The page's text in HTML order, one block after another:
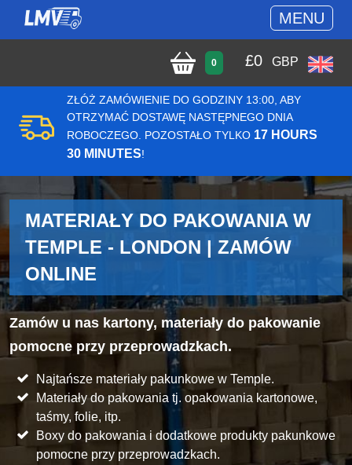
MENU
0 £0 GBP
ZŁÓŻ ZAMÓWIENIE DO GODZINY 13:00, ABY
OTRZYMAĆ DOSTAWĘ NASTĘPNEGO DNIA
ROBOCZEGO. POZOSTAŁO TYLKO 17 HOURS
30 MINUTES!
MATERIAŁY DO PAKOWANIA W
TEMPLE - LONDON | ZAMÓW
ONLINE
Zamów u nas kartony, materiały do pakowanie
pomocne przy przeprowadzkach.
Najtańsze materiały pakunkowe w Temple.
Materiały do pakowania tj. opakowania kartonowe,
taśmy, folie, itp.
Boxy do pakowania i dodatkowe produkty pakunkowe
pomocne przy przeprowadzkach.